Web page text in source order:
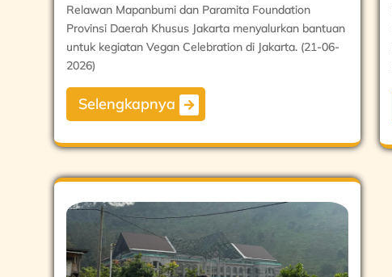
Relawan Mapanbumi dan Paramita Foundation
Provinsi Daerah Khusus Jakarta menyalurkan bantuan
untuk kegiatan Vegan Celebration di Jakarta. (21-06-
2026)
Selengkapnya